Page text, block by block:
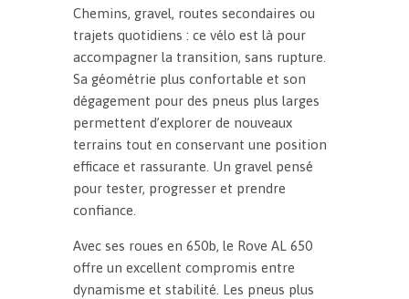
Chemins, gravel, routes secondaires ou
trajets quotidiens : ce vélo est là pour
accompagner la transition, sans rupture.
Sa géométrie plus confortable et son
dégagement pour des pneus plus larges
permettent d’explorer de nouveaux
terrains tout en conservant une position
efficace et rassurante. Un gravel pensé
pour tester, progresser et prendre
confiance.
Avec ses roues en 650b, le Rove AL 650
offre un excellent compromis entre
dynamisme et stabilité. Les pneus plus